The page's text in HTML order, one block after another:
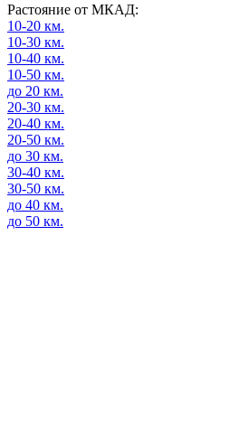
Растояние от МКАД:
10-20 км.
10-30 км.
10-40 км.
10-50 км.
до 20 км.
20-30 км.
20-40 км.
20-50 км.
до 30 км.
30-40 км.
30-50 км.
до 40 км.
до 50 км.